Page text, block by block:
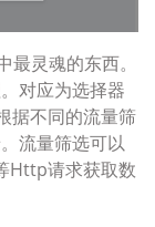
最灵魂的东西。
对应为选择器
据不同的流量筛
流量筛选可以
Http请求获取数